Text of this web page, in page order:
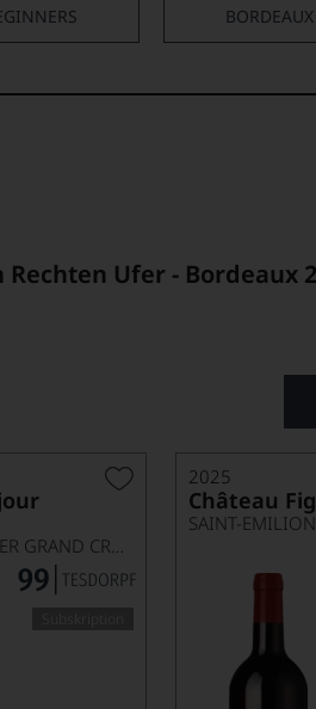
Ufer - Bordeaux
SAINT-EMILION AOP, 1ER GRAND CRU CLASSÉ B
2025
Château